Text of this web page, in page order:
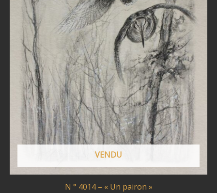
VENDU
N ° 4014 – « Un pairon »